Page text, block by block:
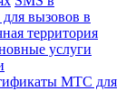
вызовов в
территория
услуги
МТС для